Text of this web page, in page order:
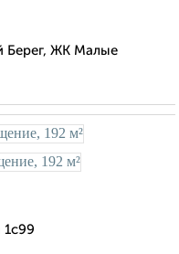
Берег, ЖК Малые
1с99